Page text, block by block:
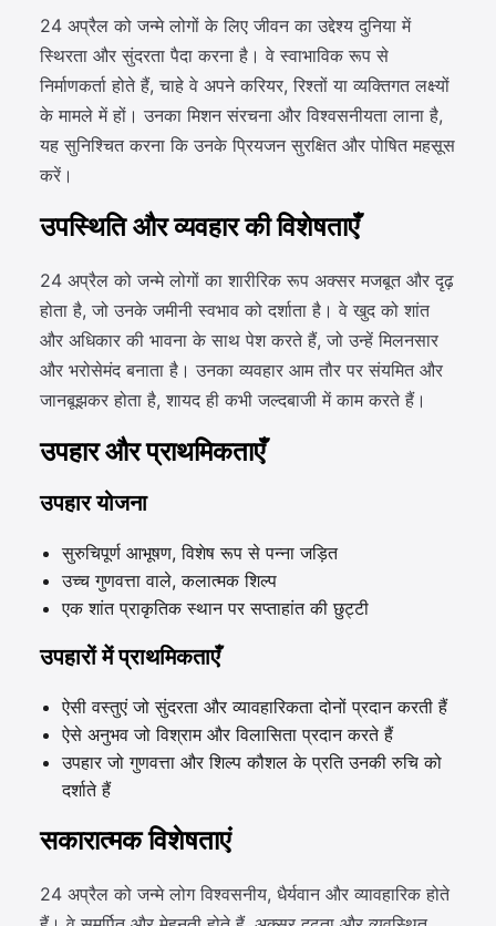
24 अप्रैल को जन्मे लोगों के लिए जीवन का उद्देश्य दुनिया में
स्थिरता और सुंदरता पैदा करना है। वे स्वाभाविक रूप से
निर्माणकर्ता होते हैं, चाहे वे अपने करियर, रिश्तों या व्यक्तिगत लक्ष्यों
के मामले में हों। उनका मिशन संरचना और विश्वसनीयता लाना है,
यह सुनिश्चित करना कि उनके प्रियजन सुरक्षित और पोषित महसूस
करें।
उपस्थिति और व्यवहार की विशेषताएँ
24 अप्रैल को जन्मे लोगों का शारीरिक रूप अक्सर मजबूत और दृढ़
होता है, जो उनके जमीनी स्वभाव को दर्शाता है। वे खुद को शांत
और अधिकार की भावना के साथ पेश करते हैं, जो उन्हें मिलनसार
और भरोसेमंद बनाता है। उनका व्यवहार आम तौर पर संयमित और
जानबूझकर होता है, शायद ही कभी जल्दबाजी में काम करते हैं।
उपहार और प्राथमिकताएँ
उपहार योजना
सुरुचिपूर्ण आभूषण, विशेष रूप से पन्ना जड़ित
उच्च गुणवत्ता वाले, कलात्मक शिल्प
एक शांत प्राकृतिक स्थान पर सप्ताहांत की छुट्टी
उपहारों में प्राथमिकताएँ
ऐसी वस्तुएं जो सुंदरता और व्यावहारिकता दोनों प्रदान करती हैं
ऐसे अनुभव जो विश्राम और विलासिता प्रदान करते हैं
उपहार जो गुणवत्ता और शिल्प कौशल के प्रति उनकी रुचि को
दर्शाते हैं
सकारात्मक विशेषताएं
24 अप्रैल को जन्मे लोग विश्वसनीय, धैर्यवान और व्यावहारिक होते